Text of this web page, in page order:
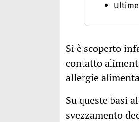
Si è scoperto
contatto
allergie
Su queste basi
svezzamento